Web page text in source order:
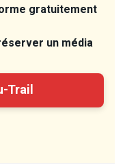
gratuitement
un média
Trail